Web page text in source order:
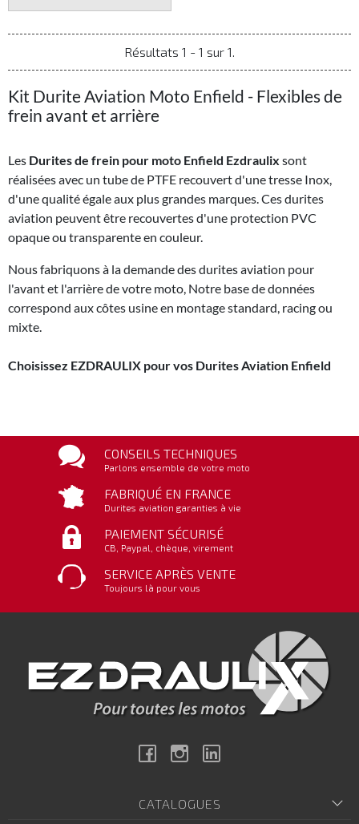
Résultats 1 - 1 sur 1.
Kit Durite Aviation Moto Enfield - Flexibles de
frein avant et arrière
Les Durites de frein pour moto Enfield Ezdraulix sont
réalisées avec un tube de PTFE recouvert d'une tresse Inox,
d'une qualité égale aux plus grandes marques. Ces durites
aviation peuvent être recouvertes d'une protection PVC
opaque ou transparente en couleur.
Nous fabriquons à la demande des durites aviation pour
l'avant et l'arrière de votre moto, Notre base de données
correspond aux côtes usine en montage standard, racing ou
mixte.
Choisissez EZDRAULIX pour vos Durites Aviation Enfield
CONSEILS TECHNIQUES
Parlons ensemble de votre moto
FABRIQUÉ EN FRANCE
Durites aviation garanties à vie
PAIEMENT SÉCURISÉ
CB, Paypal, chèque, virement
SERVICE APRÈS VENTE
Toujours là pour vous
FacebookInstagram
CATALOGUES